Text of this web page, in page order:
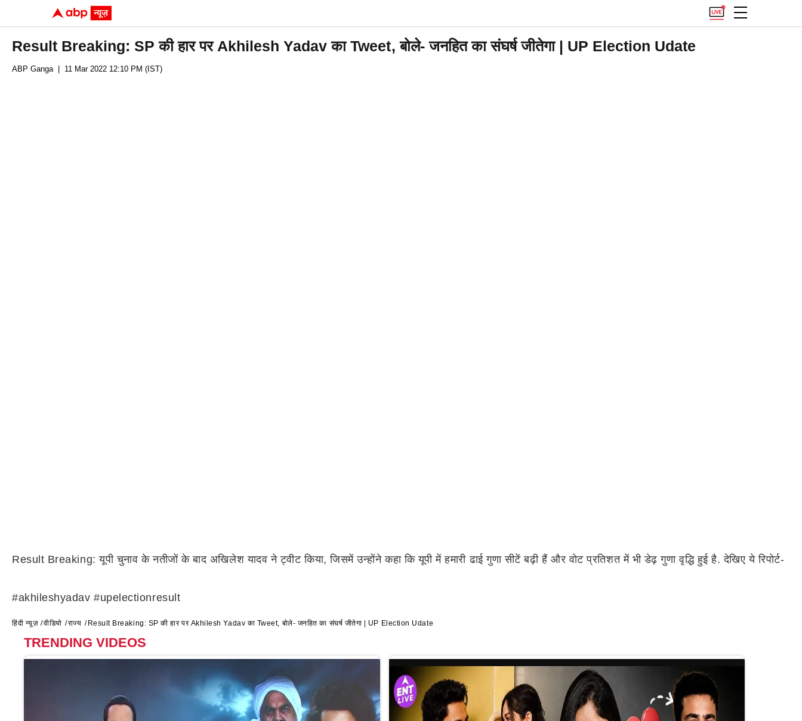
Result Breaking: SP की हार पर Akhilesh Yadav का Tweet, बोले- जनहित का संघर्ष जीतेगा | UP Election Udate
ABP Ganga| 11 Mar 2022 12:10 PM (IST)
Result Breaking: यूपी चुनाव के नतीजों के बाद अखिलेश यादव ने ट्वीट किया, जिसमें उन्होंने कहा कि यूपी में हमारी ढाई गुणा सीटें बढ़ी हैं और वोट प्रतिशत में भी डेढ़ गुणा वृद्धि हुई है. देखिए ये रिपोर्ट-
#akhileshyadav #upelectionresult
हिंदी न्यूज़ वीडियो राज्य Result Breaking: SP की हार पर Akhilesh Yadav का Tweet, बोले- जनहित का संघर्ष जीतेगा | UP Election Udate
TRENDING VIDEOS